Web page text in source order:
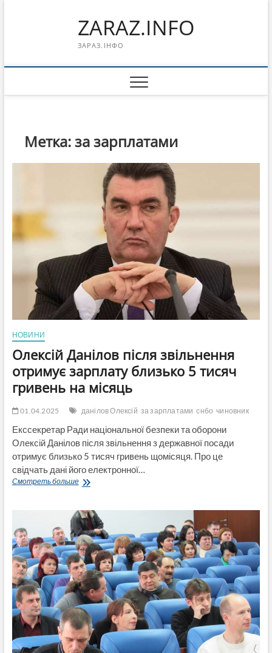
ZARAZ.INFO
ЗАРАЗ.ІНФО
Метка:за зарплатами
НОВИНИ
Олексій Данілов після звільнення
отримує зарплату близько 5 тисяч
гривень на місяць
01.04.2025 данілов Олексій за зарплатами снбо чиновник
Екссекретар Ради національної безпеки та оборони
Олексій Данілов після звільнення з державної посади
отримує близько 5 тисяч гривень щомісяця. Про це
свідчать дані його електронної…
Смотреть большеОлексій
звільнення
отримує
зарплату
близько
5
тисяч
гривень
на
місяць